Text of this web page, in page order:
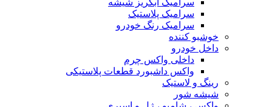
سرامیک ابگریز شیشه
سرامیک پلاستیک
سرامیک رنگ خودرو
خوشبو کننده
داخل خودرو
داخلی واکس چرم
واکس داشبورد قطعات پلاستیکی
رینگ و لاستیک
شیشه شور